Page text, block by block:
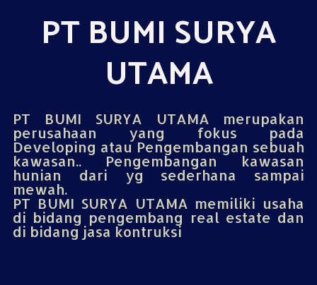
PT BUMI SURYA
UTAMA
PT BUMI SURYA UTAMA merupakan
perusahaan yang fokus pada
Developing atau Pengembangan sebuah
kawasan.. Pengembangan kawasan
hunian dari yg sederhana sampai
mewah.
PT BUMI SURYA UTAMA memiliki usaha
di bidang pengembang real estate dan
di bidang jasa kontruksi